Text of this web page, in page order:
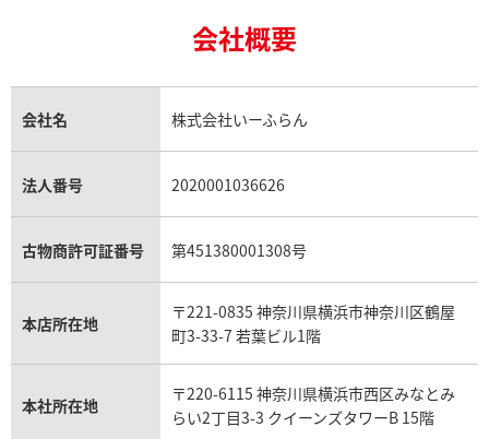
金貨買取
貴金属買取
銀・シルバー買取
パラジウム買取
トパーズ買取
タンザナイト買取
キャッツアイ買取
アクアマリン買取
ロレックス エクスプローラー買取
ロレックス デイトジャスト買取
パテック フィリップノーチラス買取
ヴァシュロン・コンスタンタン買取
オメガ買取
カルティエ買取
フランク ミュラー買取
リシャール・ミル買取
パネライ買取
チューダー（チュードル）買取
シャネル マトラッセ買取
セリーヌ買取
プラダ買取
ヴァンクリーフ＆アーペル買取
ショーメ買取
ダミアーニ買取
モーブッサン買取
会社概要
会社名 株式会社いーふらん
法人番号 2020001036626
古物商許可証番号 第451380001308号
本店所在地
〒221-0835 神奈川県横浜市神奈川区鶴屋
町3-33-7 若葉ビル1階
本社所在地
〒220-6115 神奈川県横浜市西区みなとみ
らい2丁目3-3 クイーンズタワーB 15階